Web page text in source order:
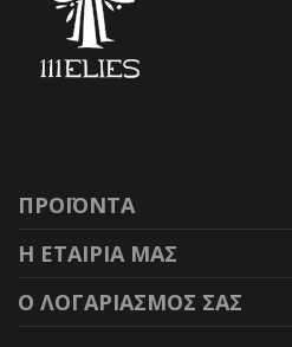
ΠΡΟΪΌΝΤΑ
Η ΕΤΑΙΡΊΑ ΜΑΣ
Ο ΛΟΓΑΡΙΑΣΜΌΣ ΣΑΣ